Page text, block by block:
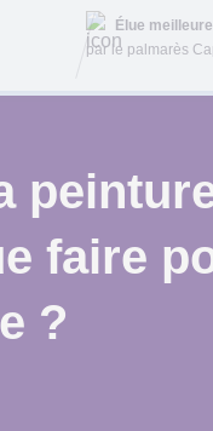
Élue
par le palmarès
faire
?